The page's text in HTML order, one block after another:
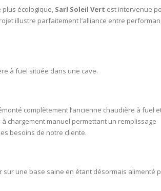
écologique, Sarl Soleil Vert est intervenue
illustre parfaitement l’alliance entre
à fuel située dans une cave.
complètement l’ancienne chaudière à fuel
chargement manuel permettant un remplissage
besoins de notre cliente.
une base saine en étant désormais alimenté